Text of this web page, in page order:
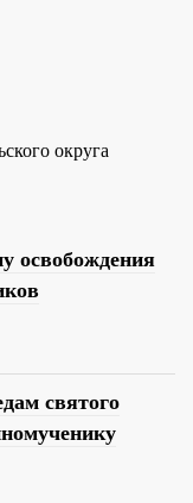
округа
освобождения
святого